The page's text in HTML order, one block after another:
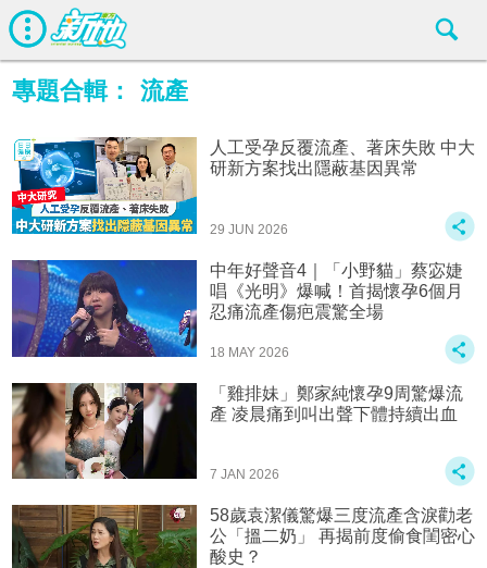
專題合輯： 流產
人工受孕反覆流產、著床失敗 中大
研新方案找出隱蔽基因異常
29 JUN 2026
中年好聲音4｜「小野貓」蔡宓婕
唱《光明》爆喊！首揭懷孕6個月
忍痛流產傷疤震驚全場
18 MAY 2026
「雞排妹」鄭家純懷孕9周驚爆流
產 凌晨痛到叫出聲下體持續出血
7 JAN 2026
58歲袁潔儀驚爆三度流產含淚勸老
公「搵二奶」 再揭前度偷食閨密心
酸史？